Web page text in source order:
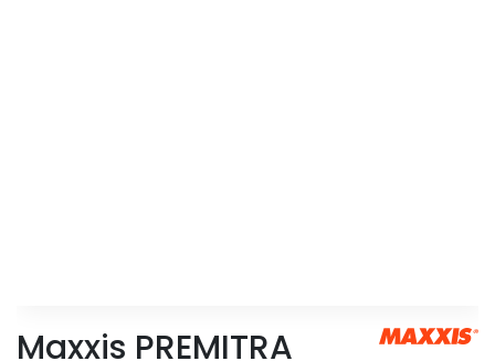
Maxxis PREMITRA